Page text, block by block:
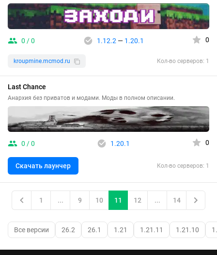
0 / 0 1.12.2 — 1.20.1 0
kroupmine.mcmod.ru Кол-во серверов: 1
Last Chance
Анархия без приватов и модами. Моды в полном описании.
0 / 0 1.20.1 0
Скачать лаунчер Кол-во серверов: 1
1 ... 9 10 11 12 ... 14
Все версии 26.2 26.1 1.21 1.21.11 1.21.10